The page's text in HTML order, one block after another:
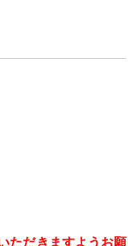
ただきますようお願